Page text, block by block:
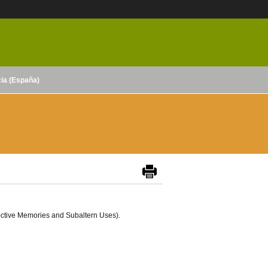
(España)
Memories and Subaltern Uses).